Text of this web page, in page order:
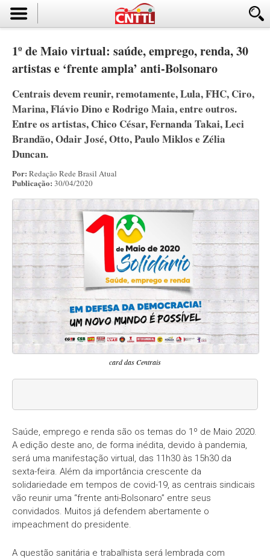
1º de Maio virtual: saúde, emprego, renda, 30
artistas e ‘frente ampla’ anti-Bolsonaro
Centrais devem reunir, remotamente, Lula, FHC, Ciro,
Marina, Flávio Dino e Rodrigo Maia, entre outros.
Entre os artistas, Chico César, Fernanda Takai, Leci
Brandão, Odair José, Otto, Paulo Miklos e Zélia
Duncan.
Por: Redação Rede Brasil Atual
Publicação: 30/04/2020
card das Centrais
Saúde, emprego e renda são os temas do 1º de Maio 2020.
A edição deste ano, de forma inédita, devido à pandemia,
será uma manifestação virtual, das 11h30 às 15h30 da
sexta-feira. Além da importância crescente da
solidariedade em tempos de covid-19, as centrais sindicais
vão reunir uma “frente anti-Bolsonaro” entre seus
convidados. Muitos já defendem abertamente o
impeachment do presidente.
A questão sanitária e trabalhista será lembrada com